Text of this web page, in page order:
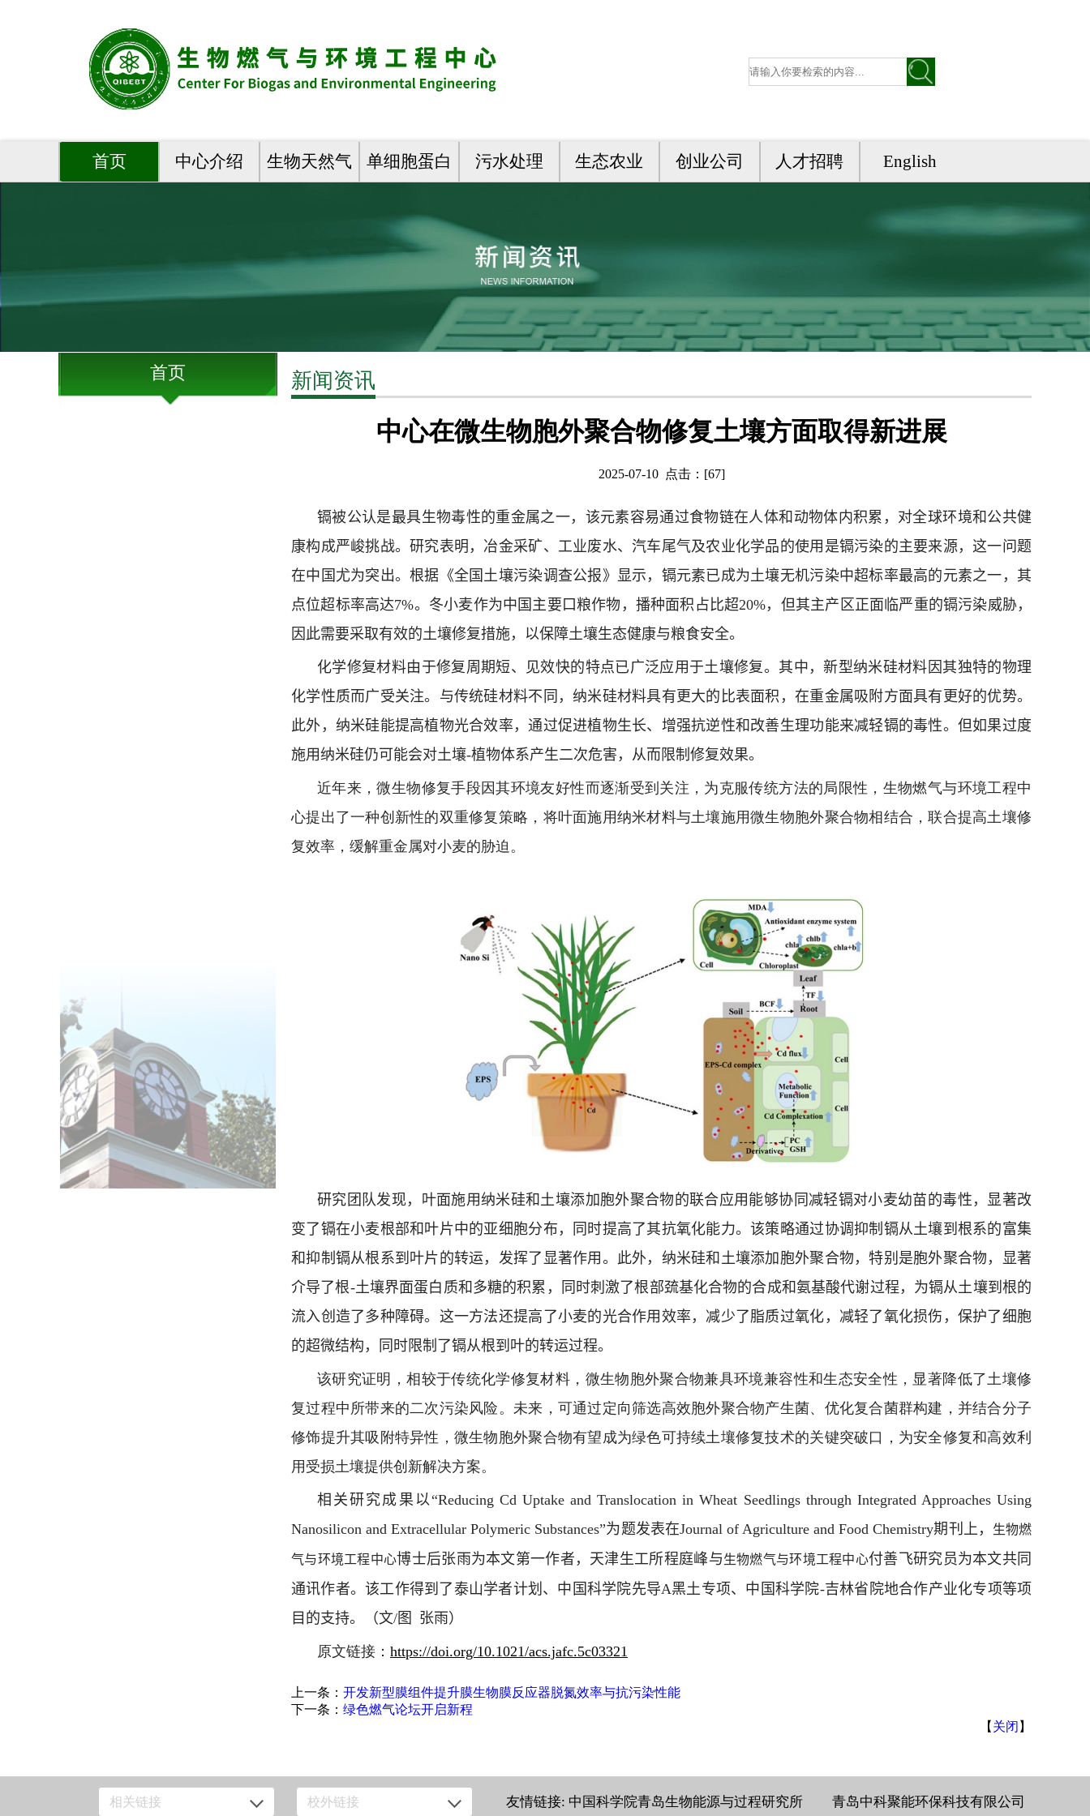
首页 中心介绍 生物天然气 单细胞蛋白 污水处理 生态农业 创业公司 人才招聘 English
首页 新闻资讯
中心在微生物胞外聚合物修复土壤方面取得新进展
2025-07-10 点击：[67]
镉被公认是最具生物毒性的重金属之一，该元素容易通过食物链在人体和动物体内积累，对全球环境和公共健
康构成严峻挑战。研究表明，冶金采矿、工业废水、汽车尾气及农业化学品的使用是镉污染的主要来源，这一问题
在中国尤为突出。根据《全国土壤污染调查公报》显示，镉元素已成为土壤无机污染中超标率最高的元素之一，其
点位超标率高达7%。冬小麦作为中国主要口粮作物， 播种面积占比超20%，但其主产区正面临严重的镉污染威胁，
因此需要采取有效的土壤修复措施，以保障土壤生态健康与粮食安全。
化学修复材料由于修复周期短、见效快的特点已广泛应用于土壤修复。其中，新型纳米硅材料因其独特的物理
化学性质而广受关注。与传统硅材料不同，纳米硅材料具有更大的比表面积，在重金属吸附方面具有更好的优势。
此外，纳米硅能提高植物光合效率，通过促进植物生长、增强抗逆性和改善生理功能来减轻镉的毒性。但如果过度
施用纳米硅仍可能会对土壤-植物体系产生二次危害，从而限制修复效果。
近年来，微生物修复手段因其环境友好性而逐渐受到关注，为克服传统方法的局限性，生物燃气与环境工程中
心提出了一种创新性的双重修复策略，将叶面施用纳米材料与土壤施用微生物胞外聚合物相结合，联合提高土壤修
复效率，缓解重金属对小麦的胁迫。
研究团队发现，叶面施用纳米硅和土壤添加胞外聚合物的联合应用能够协同减轻镉对小麦幼苗的毒性，显著改
变了镉在小麦根部和叶片中的亚细胞分布，同时提高了其抗氧化能力。该策略通过协调抑制镉从土壤到根系的富集
和抑制镉从根系到叶片的转运，发挥了显著作用。此外，纳米硅和土壤添加胞外聚合物，特别是胞外聚合物，显著
介导了根-土壤界面蛋白质和多糖的积累，同时刺激了根部巯基化合物的合成和氨基酸代谢过程，为镉从土壤到根的
流入创造了多种障碍。这一方法还提高了小麦的光合作用效率，减少了脂质过氧化，减轻了氧化损伤，保护了细胞
的超微结构，同时限制了镉从根到叶的转运过程。
该研究证明，相较于传统化学修复材料，微生物胞外聚合物兼具环境兼容性和生态安全性，显著降低了土壤修
复过程中所带来的二次污染风险。未来，可通过定向筛选高效胞外聚合物产生菌、优化复合菌群构建，并结合分子
修饰提升其吸附特异性，微生物胞外聚合物有望成为绿色可持续土壤修复技术的关键突破口，为安全修复和高效利
用受损土壤提供创新解决方案。
相关研究成果以“Reducing Cd Uptake and Translocation in Wheat Seedlings through Integrated Approaches Using
Nanosilicon and Extracellular Polymeric Substances”为题发表在Journal of Agriculture and Food Chemistry期刊上， 生物燃
气与环境工程中心博士后张雨为本文第一作者，天津生工所程庭峰与生物燃气与环境工程中心付善飞研究员为本文共同
通讯作者。该工作得到了泰山学者计划、中国科学院先导A黑土专项、中国科学院-吉林省院地合作产业化专项等项
目的支持。（文/图 张雨）
原文链接： https://doi.org/10.1021/acs.jafc.5c03321
上一条： 开发新型膜组件提升膜生物膜反应器脱氮效率与抗污染性能
下一条： 绿色燃气论坛开启新程
【 关闭 】
相关链接 校外链接 友情链接: 中国科学院青岛生物能源与过程研究所 青岛中科聚能环保科技有限公司